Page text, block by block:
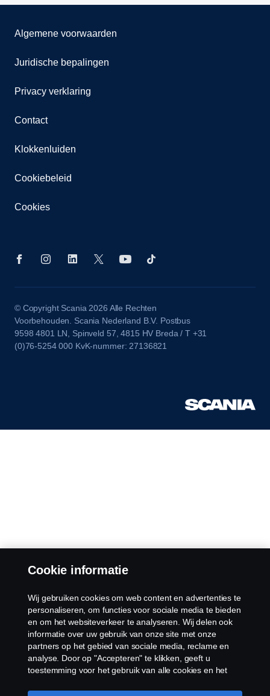
Algemene voorwaarden
Juridische bepalingen
Privacy verklaring
Contact
Klokkenluiden
Cookiebeleid
Cookies
© Copyright Scania 2026 Alle Rechten
Voorbehouden. Scania Nederland B.V. Postbus
9598 4801 LN, Spinveld 57, 4815 HV Breda / T +31
(0)76-5254 000 KvK-nummer: 27136821
Cookie informatie
Wij gebruiken cookies om web content en advertenties te
personaliseren, om functies voor sociale media te bieden
en om het websiteverkeer te analyseren. Wij delen ook
informatie over uw gebruik van onze site met onze
partners op het gebied van sociale media, reclame en
analyse. Door op "Accepteren" te klikken, geeft u
toestemming voor het gebruik van alle cookies en het